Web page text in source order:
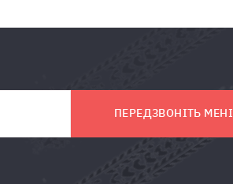
ПЕРЕДЗВОНІТЬ МЕНІ